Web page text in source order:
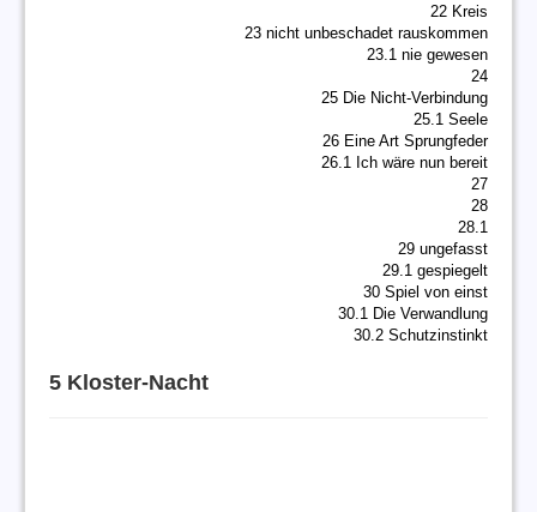
22 Kreis
23 nicht unbeschadet rauskommen
23.1 nie gewesen
24
25 Die Nicht-Verbindung
25.1 Seele
26 Eine Art Sprungfeder
26.1 Ich wäre nun bereit
27
28
28.1
29 ungefasst
29.1 gespiegelt
30 Spiel von einst
30.1 Die Verwandlung
30.2 Schutzinstinkt
5 Kloster-Nacht